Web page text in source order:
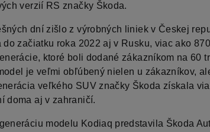
verzií RS značky Škoda.
dní zišlo z výrobných liniek v Českej
do začiatku roka 2022 aj v Rusku, viac ako
ktoré boli dodané zákazníkom na 60
je veľmi obľúbený nielen u zákazníkov,
veľkého SUV značky Škoda získala
doma aj v zahraničí.
modelu Kodiaq predstavila Škoda